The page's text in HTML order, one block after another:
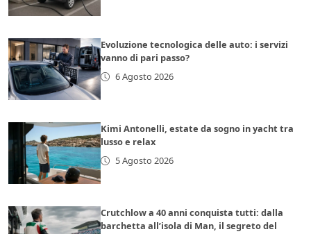
Evoluzione tecnologica delle auto: i servizi
vanno di pari passo?
6 Agosto 2026
Kimi Antonelli, estate da sogno in yacht tra
lusso e relax
5 Agosto 2026
Crutchlow a 40 anni conquista tutti: dalla
barchetta all’isola di Man, il segreto del